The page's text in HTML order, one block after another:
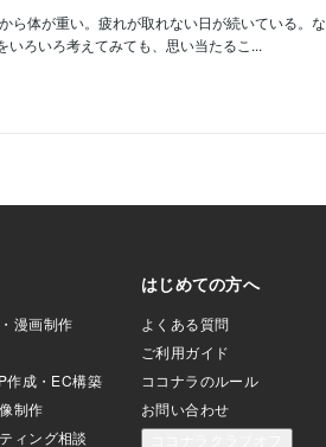
ら体が重い。疲れが取れない日が続いている。な
ろいろ考えてみても、思い当たるこ...